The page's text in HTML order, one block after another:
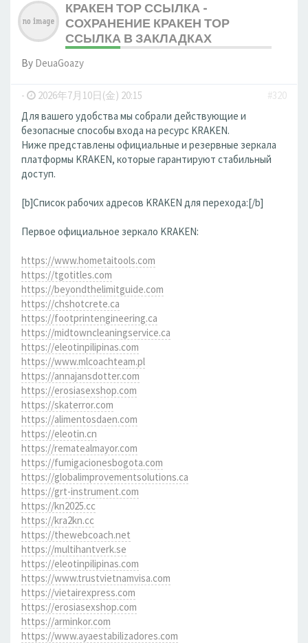
КРАКЕН ТОР ССЫЛКА -
СОХРАНЕНИЕ КРАКЕН ТОР
ССЫЛКА В ЗАКЛАДКАХ
By DeuaGoazy
- 2026年7月10日(金) 20:15
#320
Для вашего удобства мы собрали действующие и
безопасные способы входа на ресурс KRAKEN.
Ниже представлены официальные и резервные зеркала
платформы KRAKEN, которые гарантируют стабильный
доступ.
[b]Список рабочих адресов KRAKEN для перехода:[/b]
Первое официальное зеркало KRAKEN:
https://www.hometaitools.com
https://tgotitles.com
https://beyondthelimitguide.com
https://chshotcrete.ca
https://footprintengineering.ca
https://midtowncleaningservice.ca
https://eleotinpilipinas.com
https://www.mlcoachteam.pl
https://annajansdotter.com
https://erosiasexshop.com
https://skaterror.com
https://alimentosdaen.com
https://eleotin.cn
https://rematealmayor.com
https://fumigacionesbogota.com
https://globalimprovementsolutions.ca
https://grt-instrument.com
https://kn2025.cc
https://kra2kn.cc
https://thewebcoach.net
https://multihantverk.se
https://eleotinpilipinas.com
https://www.trustvietnamvisa.com
https://vietairexpress.com
https://erosiasexshop.com
https://arminkor.com
https://www.ayaestabilizadores.com